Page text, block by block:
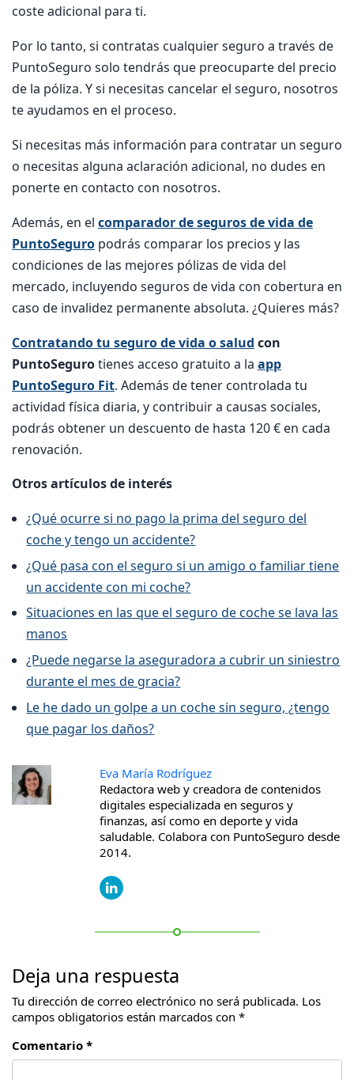
coste adicional para ti.
Por lo tanto, si contratas cualquier seguro a través de
PuntoSeguro solo tendrás que preocuparte del precio
de la póliza. Y si necesitas cancelar el seguro, nosotros
te ayudamos en el proceso.
Si necesitas más información para contratar un seguro
o necesitas alguna aclaración adicional, no dudes en
ponerte en contacto con nosotros.
Además, en el comparador de seguros de vida de
PuntoSeguro podrás comparar los precios y las
condiciones de las mejores pólizas de vida del
mercado, incluyendo seguros de vida con cobertura en
caso de invalidez permanente absoluta. ¿Quieres más?
Contratando tu seguro de vida o salud con
PuntoSegurotienes acceso gratuito a la app
PuntoSeguro Fit. Además de tener controlada tu
actividad física diaria, y contribuir a causas sociales,
podrás obtener un descuento de hasta 120 € en cada
renovación.
Otros artículos de interés
¿Qué ocurre si no pago la prima del seguro del
coche y tengo un accidente?
¿Qué pasa con el seguro si un amigo o familiar tiene
un accidente con mi coche?
Situaciones en las que el seguro de coche se lava las
manos
¿Puede negarse la aseguradora a cubrir un siniestro
durante el mes de gracia?
Le he dado un golpe a un coche sin seguro, ¿tengo
que pagar los daños?
Eva María Rodríguez
Redactora web y creadora de contenidos
digitales especializada en seguros y
finanzas, así como en deporte y vida
saludable. Colabora con PuntoSeguro desde
2014.
Deja una respuesta
Tu dirección de correo electrónico no será publicada. Los
campos obligatorios están marcados con *
Comentario *